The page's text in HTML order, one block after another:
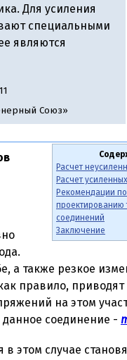
Для усиления
специальными
являются
Союз»
Расчет
Расчет
Рекомендации по
проектированию
соединений
Заключение
а также резкое
правило, приводят
на этом
соединение -